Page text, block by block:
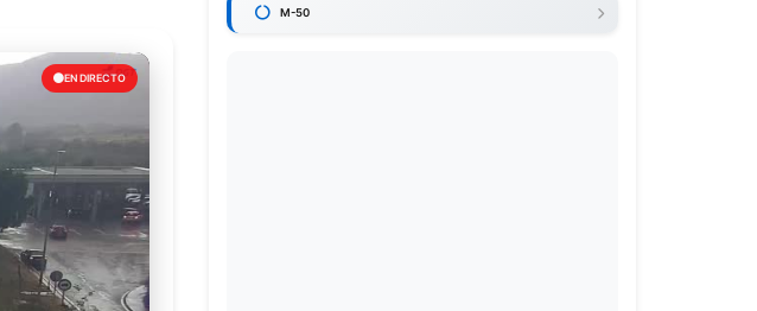
EN DIRECTO
M-50